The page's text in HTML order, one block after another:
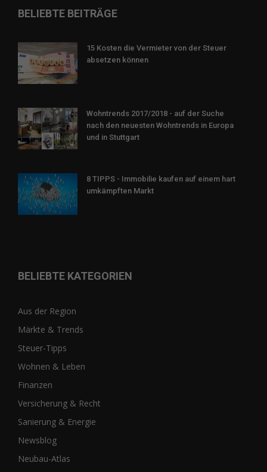
BELIEBTE BEITRÄGE
15 Kosten die Vermieter von der Steuer
absetzen können
Wohntrends 2017/2018 - auf der Suche
nach den neuesten Wohntrends in Europa
und in Stuttgart
8 TIPPS - Immobilie kaufen auf einem hart
umkämpften Markt
BELIEBTE KATEGORIEN
Aus der Region
Märkte & Trends
Steuer-Tipps
Wohnen & Leben
Finanzen
Versicherung & Recht
Sanierung & Energie
Newsblog
Neubau-Atlas